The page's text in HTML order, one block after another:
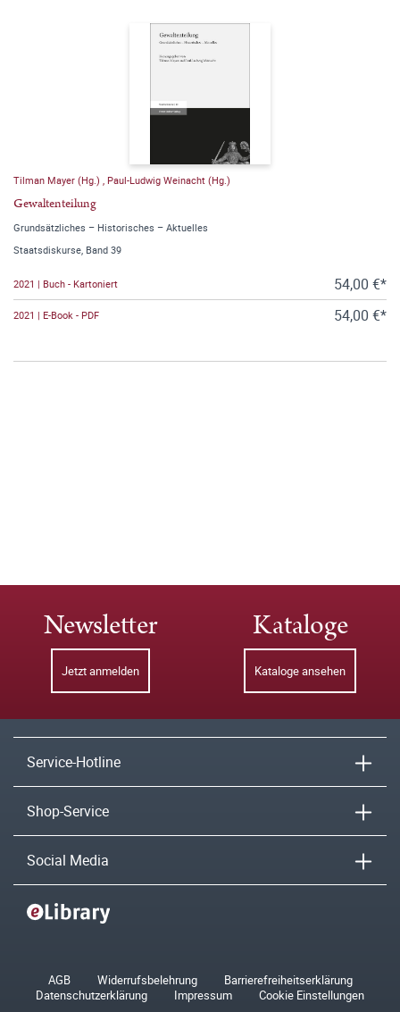
Tilman Mayer (Hg.) Paul-Ludwig Weinacht (Hg.)
Gewaltenteilung
Grundsätzliches – Historisches – Aktuelles
Staatsdiskurse, Band 39
2021 | Buch - Kartoniert 54,00 €*
2021 | E-Book - PDF 54,00 €*
Newsletter
Jetzt anmelden
Kataloge
Kataloge ansehen
Service-Hotline
Shop-Service
Social Media
AGB Widerrufsbelehrung
Barrierefreiheitserklärung
Datenschutzerklärung
Impressum Cookie Einstellungen